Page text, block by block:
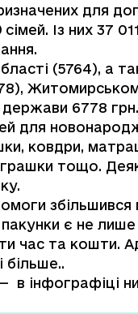
для
сімей. Із них 37
(5764), а
6778
для
ковдри,
тощо.
є не лише
час та кошти.
більше..
в інфографіці